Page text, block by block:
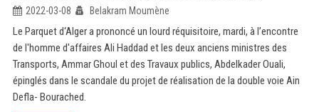
2022-03-08 Belakram Moumène
Le Parquet d‘Alger a prononcé un lourd réquisitoire, mardi, à l’encontre
de l'homme d'affaires Ali Haddad et les deux anciens ministres des
Transports, Ammar Ghoul et des Travaux publics, Abdelkader Ouali,
épinglés dans le scandale du projet de réalisation de la double voie Ain
Defla- Bourached.